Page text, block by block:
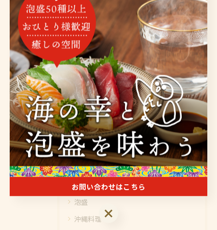
豊富な泡盛を金沢区で楽しむ
泡盛
< 前のページ 一覧に戻る 次のページ >
カテゴリー Categories
全てのカテゴリー
海鮮
泡盛
沖縄料理
お問い合わせはこちら
お問い合わせはこちら